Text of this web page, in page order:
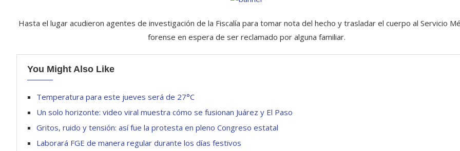
Hasta el lugar acudieron agentes de investigación de la Fiscalía para tomar nota del hecho y trasladar el cuerpo al Servicio
forense en espera de ser reclamado por alguna familiar.
You Might Also Like
Temperatura para este jueves será de 27°C
Un solo horizonte: video viral muestra cómo se fusionan Juárez y El Paso
Gritos, ruido y tensión: así fue la protesta en pleno Congreso estatal
Laborará FGE de manera regular durante los días festivos